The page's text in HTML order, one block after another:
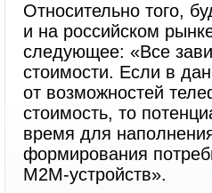
Относительно того,
и на российском
следующее: «Все
стоимости. Если в
от возможностей
стоимость, то
время для
формирования
М2М-устройств».